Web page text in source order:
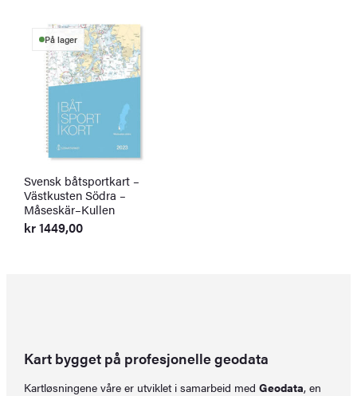
På lager
Svensk båtsportkart –
Västkusten Södra –
Måseskär–Kullen
kr1449,00
Kart bygget på profesjonelle geodata
Kartløsningene våre er utviklet i samarbeid medGeodata, en